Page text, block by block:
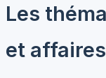
Les
et